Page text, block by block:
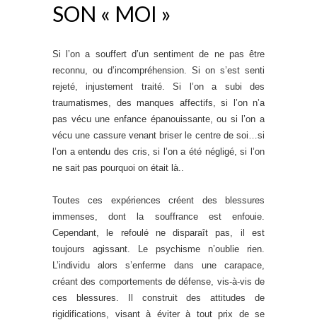
SON « MOI »
Si l’on a souffert d’un sentiment de ne pas être
reconnu, ou d’incompréhension. Si on s’est senti
rejeté, injustement traité. Si l’on a subi des
traumatismes, des manques affectifs, si l’on n’a
pas vécu une enfance épanouissante, ou si l’on a
vécu une cassure venant briser le centre de soi…si
l’on a entendu des cris, si l’on a été négligé, si l’on
ne sait pas pourquoi on était là..
Toutes ces expériences créent des blessures
immenses, dont la souffrance est enfouie.
Cependant, le refoulé ne disparaît pas, il est
toujours agissant. Le psychisme n’oublie rien.
L’individu alors s’enferme dans une carapace,
créant des comportements de défense, vis-à-vis de
ces blessures. Il construit des attitudes de
rigidifications, visant à éviter à tout prix de se